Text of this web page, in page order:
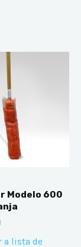
Modelo 600
a lista de